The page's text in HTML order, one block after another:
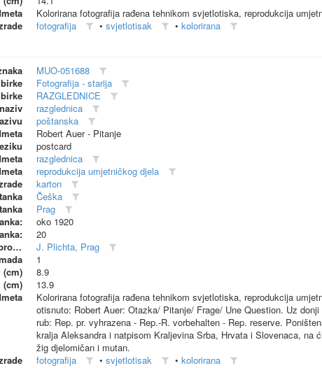
Kolorirana fotografija rađena tehnikom svjetlotiska, reprodukcija
fotografija • svjetlotisak • kolorirana
MUO-051688
Fotografija - starija
RAZGLEDNICE
razglednica
poštanska
Robert Auer - Pitanje
postcard
razglednica
reprodukcija umjetničkog djela
karton
Češka
Prag
oko 1920
20
Autorska radionica (proizvođač)
J. Plichta, Prag
1
(cm)
8.9
(cm)
13.9
Kolorirana fotografija rađena tehnikom svjetlotiska, reprodukcija
otisnuto: Robert Auer: Otazka/ Pitanje/ Frage/ Une Question. Uz
rub: Rep. pr. vyhrazena - Rep.-R. vorbehalten - Rep. reserve.
kralja Aleksandra i natpisom Kraljevina Srba, Hrvata i Slovenaca,
žig djelomičan i mutan.
fotografija • svjetlotisak • kolorirana